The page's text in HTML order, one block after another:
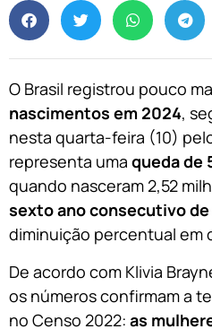
O Brasil registrou pouco
nascimentos em 2024,
nesta quarta-feira (10)
representa uma queda de
quando nasceram 2,52
sexto ano consecutivo
diminuição percentual em
De acordo com Klivia
os números confirmam a
no Censo 2022: as